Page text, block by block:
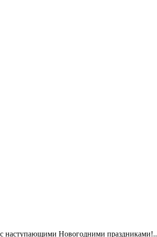
наступающими Новогодними праздниками!..